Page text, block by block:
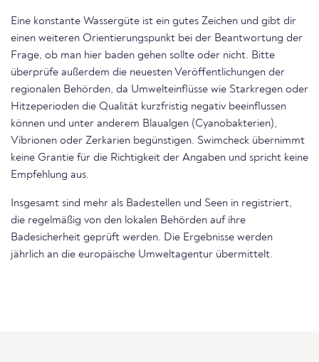
Eine konstante Wassergüte ist ein gutes Zeichen und gibt dir
einen weiteren Orientierungspunkt bei der Beantwortung der
Frage, ob man hier baden gehen sollte oder nicht. Bitte
überprüfe außerdem die neuesten Veröffentlichungen der
regionalen Behörden, da Umwelteinflüsse wie Starkregen oder
Hitzeperioden die Qualität kurzfristig negativ beeinflussen
können und unter anderem Blaualgen (Cyanobakterien),
Vibrionen oder Zerkarien begünstigen. Swimcheck übernimmt
keine Grantie für die Richtigkeit der Angaben und spricht keine
Empfehlung aus.
Insgesamt sind mehr als Badestellen und Seen in registriert,
die regelmäßig von den lokalen Behörden auf ihre
Badesicherheit geprüft werden. Die Ergebnisse werden
jährlich an die europäische Umweltagentur übermittelt.